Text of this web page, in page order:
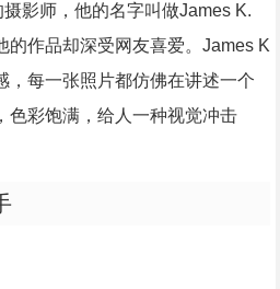
影师，他的名字叫做James K.
的作品却深受网友喜爱。James K
，每一张照片都仿佛在讲述一个
色彩饱满，给人一种视觉冲击